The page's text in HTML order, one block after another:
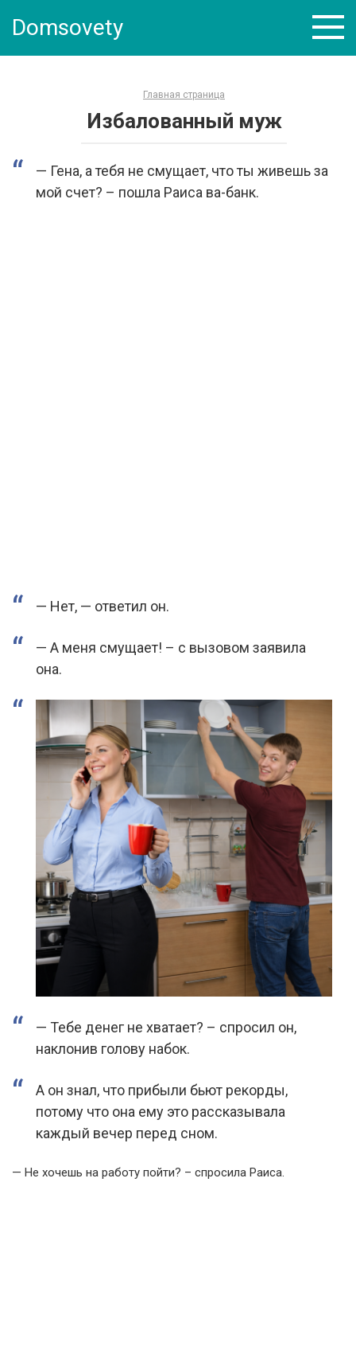
Domsovety
Главная страница
Избалованный муж
— Гена, а тебя не смущает, что ты живешь за
мой счет? – пошла Раиса ва-банк.
— Нет, — ответил он.
— А меня смущает! – с вызовом заявила
она.
— Тебе денег не хватает? – спросил он,
наклонив голову набок.
А он знал, что прибыли бьют рекорды,
потому что она ему это рассказывала
каждый вечер перед сном.
— Не хочешь на работу пойти? – спросила Раиса.